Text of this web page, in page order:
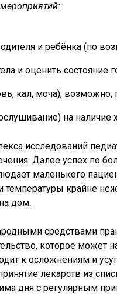
и ребёнка (по
и оценить состояние
кал, моча), возможно,
на наличие
исследований
Далее успех по
маленького
температуры крайне
дом.
средствами
которое может
к осложнениям и
лекарств из
дня с регулярным